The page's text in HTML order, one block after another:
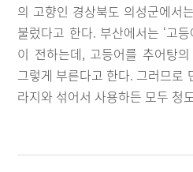
의 고향인 경상북도 의성군에서
불렀다고 한다. 부산에서는 ‘고
이 전하는데, 고등어를 추어탕
그렇게 부른다고 한다. 그러므로
라지와 섞어서 사용하든 모두 청